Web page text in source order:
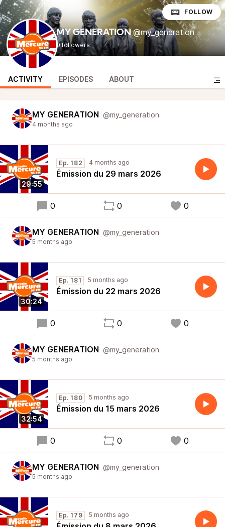
MY GENERATION @my_generation
0 followers
FOLLOW
ACTIVITY EPISODES ABOUT
MY GENERATION @my_generation
4 months ago
29:55
Ep. 182 4 months ago
Émission du 29 mars 2026
0 0 0
MY GENERATION @my_generation
5 months ago
30:24
Ep. 181 5 months ago
Émission du 22 mars 2026
0 0 0
MY GENERATION @my_generation
5 months ago
32:54
Ep. 180 5 months ago
Émission du 15 mars 2026
0 0 0
MY GENERATION @my_generation
5 months ago
Ep. 179 5 months ago